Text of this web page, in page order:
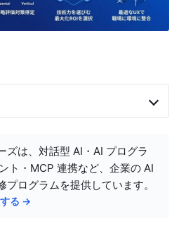
ズは、対話型 AI・AI プログラ
ト・MCP 連携など、企業の AI
プログラムを提供しています。
る →